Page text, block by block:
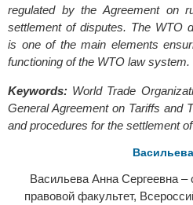
regulated by the Agreement on
settlement of disputes. The WTO
is one of the main elements
functioning of the WTO law system.
Keywords: World Trade
General Agreement on Tariffs and
and procedures for the settlement
Васильева Анна Сергеевна –
правовой факультет,